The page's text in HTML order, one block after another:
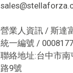
營業人資訊 / 斯達
統一編號 /
聯絡地址:台中市南
路9號